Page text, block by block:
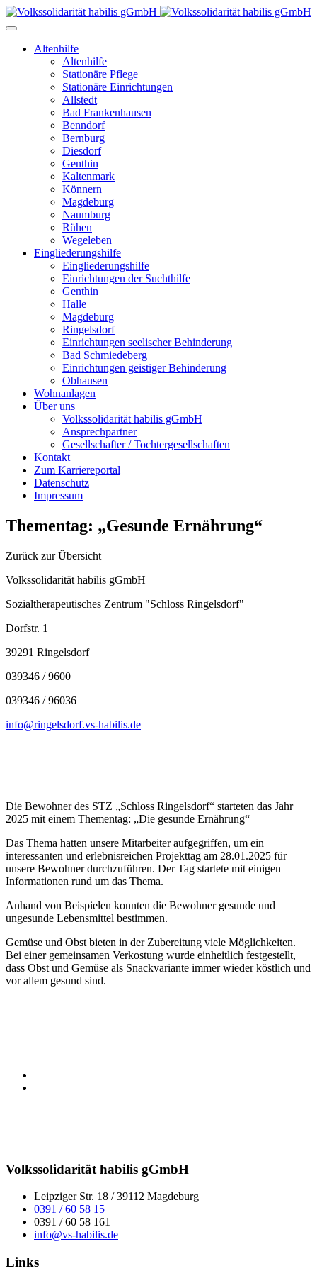
Altenhilfe
Altenhilfe
Stationäre Pflege
Stationäre Einrichtungen
Allstedt
Bad Frankenhausen
Benndorf
Bernburg
Diesdorf
Genthin
Kaltenmark
Könnern
Magdeburg
Naumburg
Rühen
Wegeleben
Eingliederungshilfe
Eingliederungshilfe
Einrichtungen der Suchthilfe
Genthin
Halle
Magdeburg
Ringelsdorf
Einrichtungen seelischer Behinderung
Bad Schmiedeberg
Einrichtungen geistiger Behinderung
Obhausen
Wohnanlagen
Über uns
Volkssolidarität habilis gGmbH
Ansprechpartner
Gesellschafter / Tochtergesellschaften
Kontakt
Zum Karriereportal
Datenschutz
Impressum
Thementag: „Gesunde Ernährung“
Zurück zur Übersicht
Volkssolidarität habilis gGmbH
Sozialtherapeutisches Zentrum "Schloss Ringelsdorf"
Dorfstr. 1
39291 Ringelsdorf
039346 / 9600
039346 / 96036
info@ringelsdorf.vs-habilis.de
Die Bewohner des STZ „Schloss Ringelsdorf“ starteten das Jahr
2025 mit einem Thementag: „Die gesunde Ernährung“
Das Thema hatten unsere Mitarbeiter aufgegriffen, um ein
interessanten und erlebnisreichen Projekttag am 28.01.2025 für
unsere Bewohner durchzuführen. Der Tag startete mit einigen
Informationen rund um das Thema.
Anhand von Beispielen konnten die Bewohner gesunde und
ungesunde Lebensmittel bestimmen.
Gemüse und Obst bieten in der Zubereitung viele Möglichkeiten.
Bei einer gemeinsamen Verkostung wurde einheitlich festgestellt,
dass Obst und Gemüse als Snackvariante immer wieder köstlich und
vor allem gesund sind.
Volkssolidarität habilis gGmbH
Leipziger Str. 18 / 39112 Magdeburg
0391 / 60 58 15
0391 / 60 58 161
info@vs-habilis.de
Links